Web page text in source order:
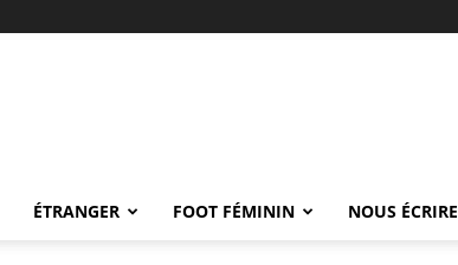
ÉTRANGER FOOT FÉMININ NOUS ÉCRIRE